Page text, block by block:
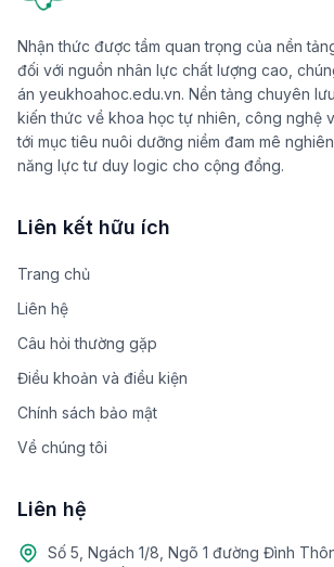
Nhận thức được tầm quan trọng của nền
đối với nguồn nhân lực chất lượng cao,
án yeukhoahoc.edu.vn. Nền tảng chuyên
kiến thức về khoa học tự nhiên, công nghệ
tới mục tiêu nuôi dưỡng niềm đam mê
năng lực tư duy logic cho cộng đồng.
Liên kết hữu ích
Trang chủ
Liên hệ
Câu hỏi thường gặp
Điều khoản và điều kiện
Chính sách bảo mật
Về chúng tôi
Liên hệ
Số 5, Ngách 1/8, Ngõ 1 đường Đình